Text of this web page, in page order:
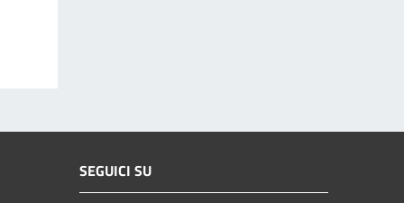
SEGUICI SU